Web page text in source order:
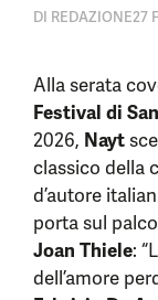
DI REDAZIONE27
Alla serata
Festival di
2026, Nayt
classico della
d’autore
porta sul
Joan Thiele:
dell’amore